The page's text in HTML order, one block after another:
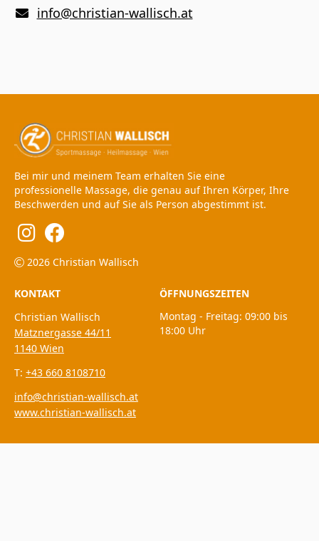
info@christian-wallisch.at
Bei mir und meinem Team erhalten Sie eine
professionelle Massage, die genau auf Ihren Körper, Ihre
Beschwerden und auf Sie als Person abgestimmt ist.
2026 Christian Wallisch
KONTAKT
Christian Wallisch
Matznergasse 44/11
1140 Wien
T: +43 660 8108710
info@christian-wallisch.at
www.christian-wallisch.at
ÖFFNUNGSZEITEN
Montag - Freitag: 09:00 bis
18:00 Uhr